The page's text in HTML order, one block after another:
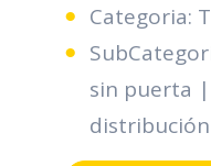
Categoria:
sin puerta
distribución